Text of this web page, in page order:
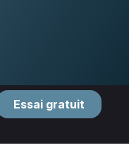
Essai gratuit